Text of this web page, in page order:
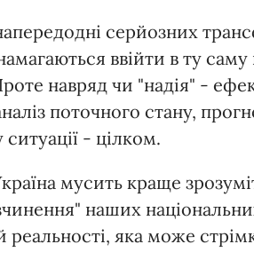
серйозних
ввійти в ту
навряд чи "надія" -
поточного стану,
ситуації - цілком.
мусить краще
наших
реальності, яка може